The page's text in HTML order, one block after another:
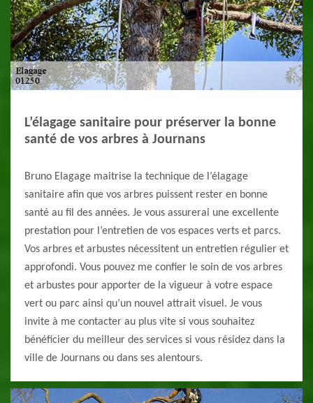
L’élagage sanitaire pour préserver la bonne
santé de vos arbres à Journans
Bruno Elagage maitrise la technique de l’élagage
sanitaire afin que vos arbres puissent rester en bonne
santé au fil des années. Je vous assurerai une excellente
prestation pour l’entretien de vos espaces verts et parcs.
Vos arbres et arbustes nécessitent un entretien régulier et
approfondi. Vous pouvez me confier le soin de vos arbres
et arbustes pour apporter de la vigueur à votre espace
vert ou parc ainsi qu’un nouvel attrait visuel. Je vous
invite à me contacter au plus vite si vous souhaitez
bénéficier du meilleur des services si vous résidez dans la
ville de Journans ou dans ses alentours.